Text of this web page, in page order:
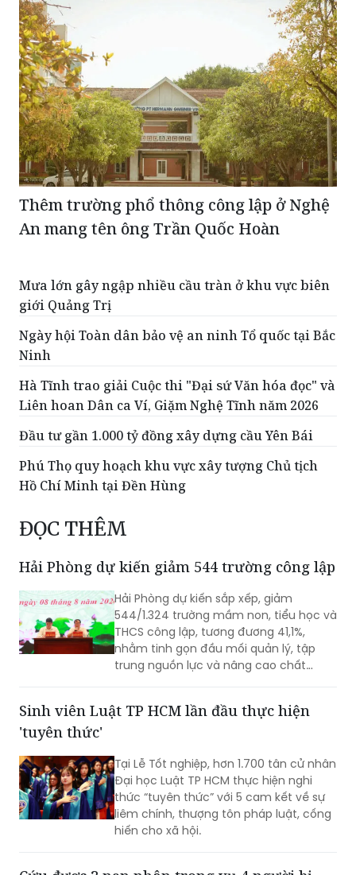
Thêm trường phổ thông công lập ở Nghệ
An mang tên ông Trần Quốc Hoàn
Mưa lớn gây ngập nhiều cầu tràn ở khu vực biên
giới Quảng Trị
Ngày hội Toàn dân bảo vệ an ninh Tổ quốc tại Bắc
Ninh
Hà Tĩnh trao giải Cuộc thi "Đại sứ Văn hóa đọc" và
Liên hoan Dân ca Ví, Giặm Nghệ Tĩnh năm 2026
Đầu tư gần 1.000 tỷ đồng xây dựng cầu Yên Bái
Phú Thọ quy hoạch khu vực xây tượng Chủ tịch
Hồ Chí Minh tại Đền Hùng
ĐỌC THÊM
Hải Phòng dự kiến giảm 544 trường công lập
Hải Phòng dự kiến sắp xếp, giảm
544/1.324 trường mầm non, tiểu học và
THCS công lập, tương đương 41,1%,
nhằm tinh gọn đầu mối quản lý, tập
trung nguồn lực và nâng cao chất
Sinh viên Luật TP HCM lần đầu thực hiện
'tuyên thức'
Tại Lễ Tốt nghiệp, hơn 1.700 tân cử nhân
Đại học Luật TP HCM thực hiện nghi
thức “tuyên thức” với 5 cam kết về sự
liêm chính, thượng tôn pháp luật, cống
hiến cho xã hội.